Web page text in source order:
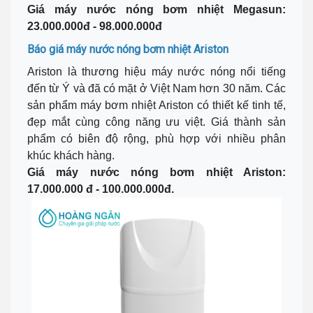
Giá máy nước nóng bơm nhiệt Megasun:
23.000.000đ - 98.000.000đ
Báo giá máy nước nóng bơm nhiệt Ariston
Ariston là thương hiệu máy nước nóng nổi tiếng
đến từ Ý và đã có mặt ở Việt Nam hơn 30 năm. Các
sản phẩm máy bơm nhiệt Ariston có thiết kế tinh tế,
đẹp mắt cùng công năng ưu việt. Giá thành sản
phẩm có biên độ rộng, phù hợp với nhiều phân
khúc khách hàng.
Giá máy nước nóng bơm nhiệt Ariston:
17.000.000 đ - 100.000.000đ.